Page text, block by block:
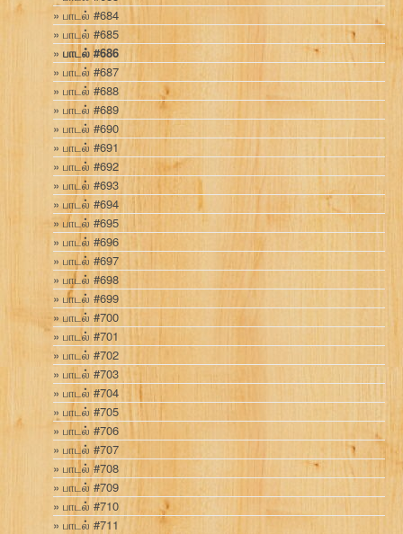
பாடல் #684
பாடல் #685
பாடல் #686
பாடல் #687
பாடல் #688
பாடல் #689
பாடல் #690
பாடல் #691
பாடல் #692
பாடல் #693
பாடல் #694
பாடல் #695
பாடல் #696
பாடல் #697
பாடல் #698
பாடல் #699
பாடல் #700
பாடல் #701
பாடல் #702
பாடல் #703
பாடல் #704
பாடல் #705
பாடல் #706
பாடல் #707
பாடல் #708
பாடல் #709
பாடல் #710
பாடல் #711